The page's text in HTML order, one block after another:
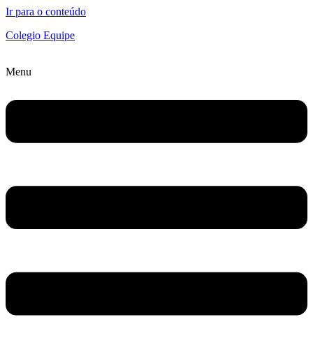
Ir para o conteúdo
Colegio Equipe
Menu